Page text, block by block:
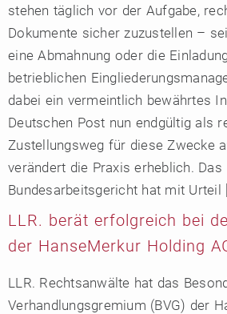
stehen täglich vor der Aufgabe,
Dokumente sicher zuzustellen –
eine Abmahnung oder die
betrieblichen
dabei ein vermeintlich bewährtes
Deutschen Post nun endgültig als
Zustellungsweg für diese Zwecke
verändert die Praxis erheblich. Das
Bundesarbeitsgericht hat mit Urteil
LLR. berät erfolgreich bei
der HanseMerkur Holding
LLR. Rechtsanwälte hat das
Verhandlungsgremium (BVG) der